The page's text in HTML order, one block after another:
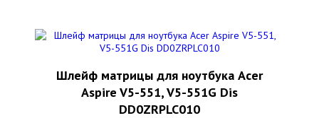
Шлейф матрицы для ноутбука Acer
Aspire V5-551, V5-551G Dis
DD0ZRPLC010